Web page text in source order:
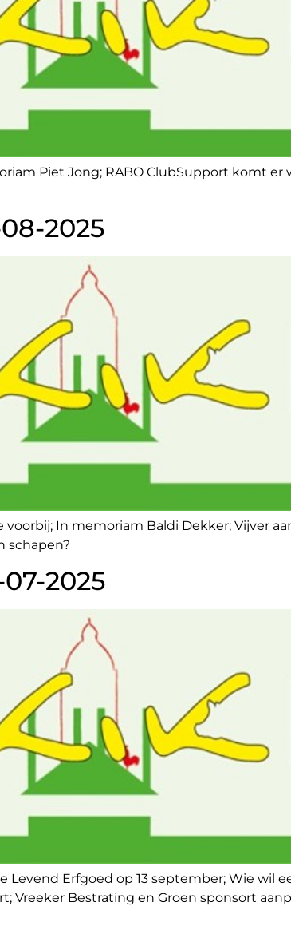
Piet Jong; RABO ClubSupport komt
2025
voorbij; In memoriam Baldi Dekker; Vijver
schapen?
2025
Levend Erfgoed op 13 september; Wie wil
Vreeker Bestrating en Groen sponsort